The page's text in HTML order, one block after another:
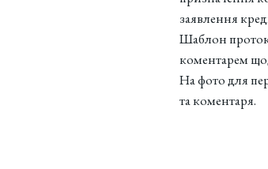
заявлення
Шаблон
коментарем
На фото для
та коментаря.